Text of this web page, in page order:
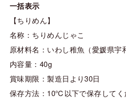
一括表示
【ちりめん】
名称：ちりめんじゃこ
原材料名：いわし稚魚（愛媛県宇
内容量：40g
賞味期限：製造日より30日
保存方法：10℃以下で保存してく